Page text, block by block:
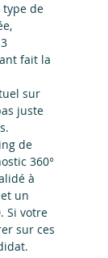
type de
fait la
sur
juste
de
360°
à
un
Si votre
sur ces